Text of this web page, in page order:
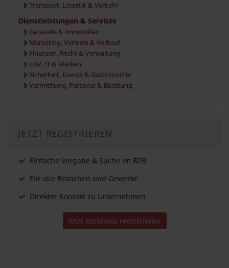
Transport, Logistik & Verkehr
Dienstleistungen & Services
Gebäude & Immobilien
Marketing, Vertrieb & Verkauf
Finanzen, Recht & Verwaltung
EDV, IT & Medien
Sicherheit, Events & Gastronomie
Vermittlung, Personal & Beratung
JETZT REGISTRIEREN
Einfache Vergabe & Suche im B2B
Für alle Branchen und Gewerke
Direkter Kontakt zu Unternehmen
Jetzt kostenlos registrieren